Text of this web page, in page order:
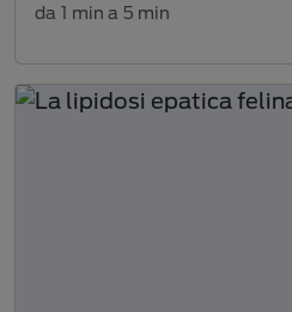
da 1 min a 5 min